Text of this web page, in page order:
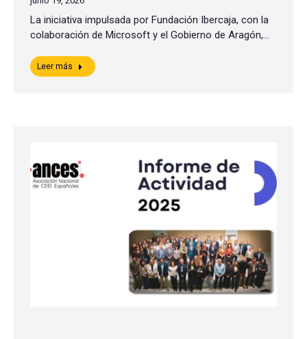
La iniciativa impulsada por Fundación Ibercaja, con la
colaboración de Microsoft y el Gobierno de Aragón,…
Leer más